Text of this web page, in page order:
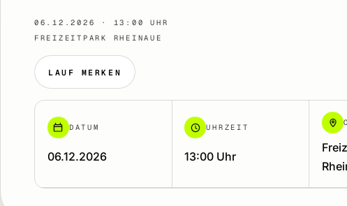
06.12.2026 · 13:00 UHR
FREIZEITPARK RHEINAUE
LAUF MERKEN
DATUM
06.12.2026
UHRZEIT
13:00 Uhr